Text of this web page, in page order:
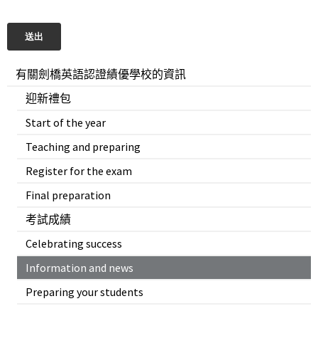
有關劍橋英語認證績優學校的資訊
迎新禮包
Start of the year
Teaching and preparing
Register for the exam
Final preparation
考試成績
Celebrating success
Information and news
Preparing your students